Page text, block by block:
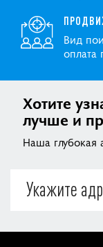
Вид
оплата
Хотите
лучше и
Наша глубокая